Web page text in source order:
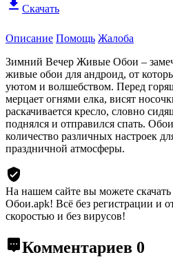
Скачать
Описание Помощь Жалоба
Зимний Вечер Живые Обои –
живые обои для андроид, от
уютом и волшебством. Перед
мерцает огнями елка, висят
раскачивается кресло, словно
поднялся и отправился спать.
количество различных настроек
праздничной атмосферы.
На нашем сайте вы можете
Обои.apk! Всё без регистрации и
скоростью и без вирусов!
Комментариев 0